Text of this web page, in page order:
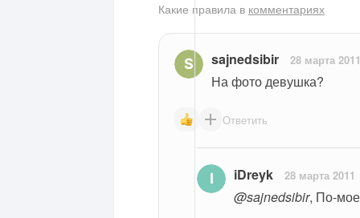
Какие правила в комментариях
sajnedsibir 28 марта 2011
На фото девушка?
Ответить
iDreyk 28 марта 2011
@sajnedsibir, По-